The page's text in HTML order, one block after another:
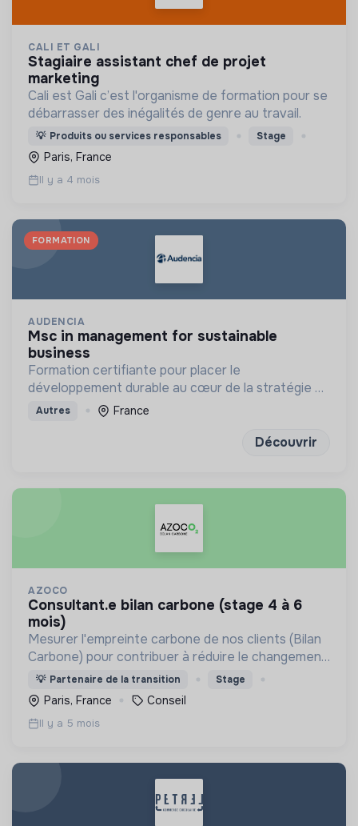
CALI ET GALI
stagiaire assistant chef de projet
marketing
Cali est Gali c’est l'organisme de formation pour se
débarrasser des inégalités de genre au travail.
💡 Produits ou services responsables Stage
Paris, France
Il y a 4 mois
FORMATION
AUDENCIA
msc in management for sustainable
business
Formation certifiante pour placer le
développement durable au cœur de la stratégie de
l'entreprise à long terme
Autres France
Découvrir
AZOCO
consultant.e bilan carbone (stage 4 à 6
mois)
Mesurer l'empreinte carbone de nos clients (Bilan
Carbone) pour contribuer à réduire le changement
climatique.
💡 Partenaire de la transition Stage
Paris, France Conseil
Il y a 5 mois